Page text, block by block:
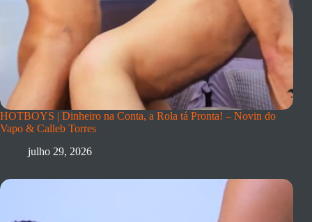
HOTBOYS | Dinheiro na Conta, a Rola tá Pronta! – Novin do
Vapo & Calleb Torres
julho 29, 2026